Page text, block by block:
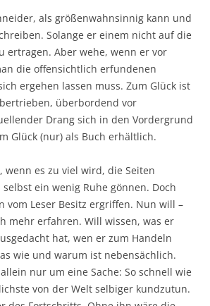
als größenwahnsinnig kann und
Solange er einem nicht auf die
ertragen. Aber wehe, wenn er vor
die offensichtlich erfundenen
ergehen lassen muss. Zum Glück ist
überbordend vor
Drang sich in den Vordergrund
Glück (nur) als Buch erhältlich.
wenn es zu viel wird, die Seiten
ein wenig Ruhe gönnen. Doch
vom Leser Besitz ergriffen. Nun will –
mehr erfahren. Will wissen, was er
hat, wen er zum Handeln
wie und warum ist nebensächlich.
nur um eine Sache: So schnell wie
von der Welt selbiger kundzutun.